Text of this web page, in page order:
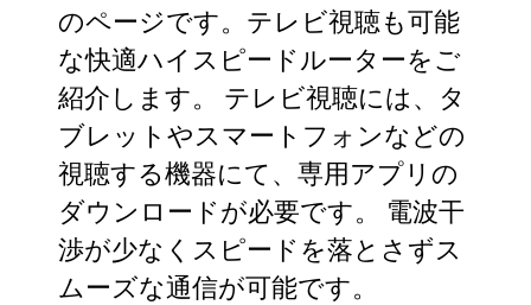
のページです。テレビ視聴も可能
な快適ハイスピードルーターをご
紹介します。 テレビ視聴には、タ
ブレットやスマートフォンなどの
視聴する機器にて、専用アプリの
ダウンロードが必要です。 電波干
渉が少なくスピードを落とさずス
ムーズな通信が可能です。